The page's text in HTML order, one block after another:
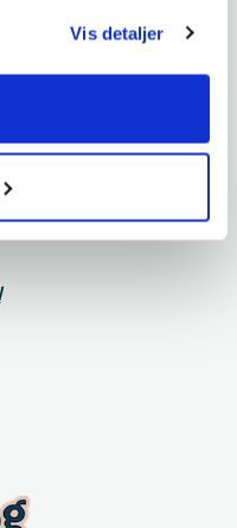
Vis detaljer
de ikke går glip
1978)